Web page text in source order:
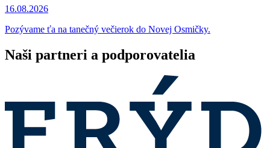
16.08.2026
Pozývame ťa na tanečný večierok do Novej Osmičky.
Naši partneri a podporovatelia